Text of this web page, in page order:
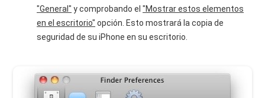
"General" y comprobando el"Mostrar estos elementos
en el escritorio" opción. Esto mostrará la copia de
seguridad de su iPhone en su escritorio.